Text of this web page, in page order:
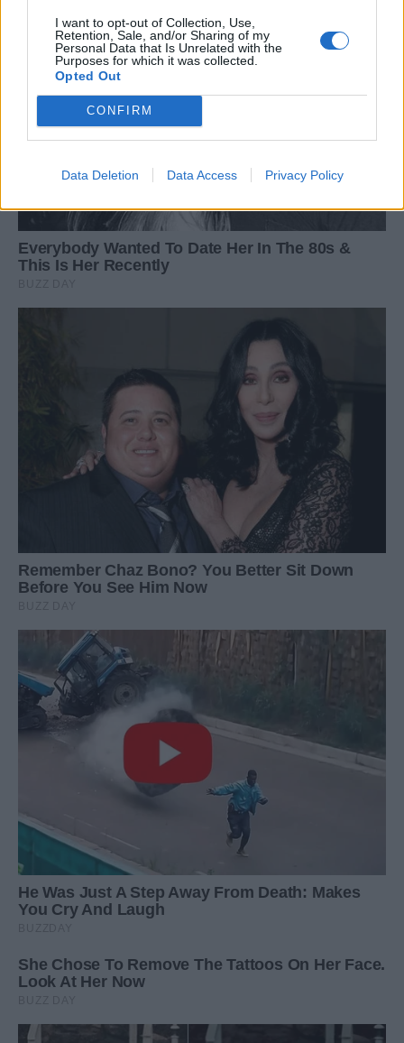
I want to opt-out of Collection, Use,
Retention, Sale, and/or Sharing of my
Personal Data that Is Unrelated with the
Purposes for which it was collected.
Opted Out
CONFIRM
Data Deletion Data Access Privacy Policy